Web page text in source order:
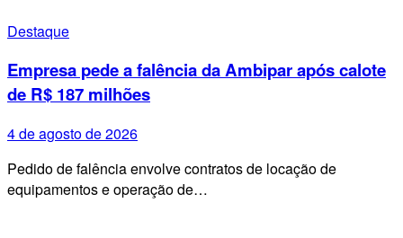
Destaque
Empresa pede a falência da Ambipar após calote
de R$ 187 milhões
4 de agosto de 2026
Pedido de falência envolve contratos de locação de
equipamentos e operação de…